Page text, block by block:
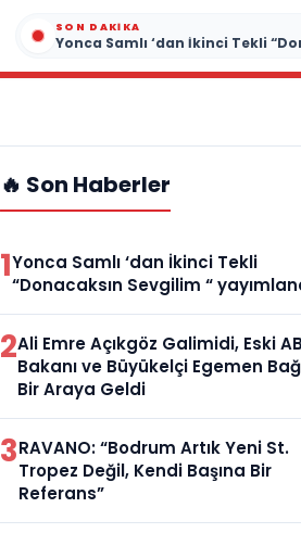
SON DAKIKA
🔥 Son Haberler
1Yonca Samlı ‘dan İkinci Tekli
“Donacaksın Sevgilim “
2Ali Emre Açıkgöz Galimidi, Eski AB
Bakanı ve Büyükelçi Egemen
Bir Araya Geldi
3RAVANO: “Bodrum Artık Yeni St.
Tropez Değil, Kendi Başına Bir
Referans”